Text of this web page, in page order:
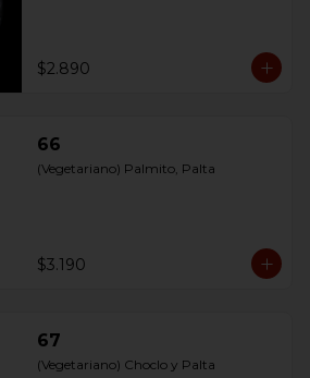
$2.890
66
(Vegetariano) Palmito, Palta
$3.190
67
(Vegetariano) Choclo y Palta